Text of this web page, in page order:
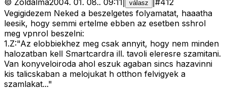
© Zoldalma2004. 01. 08.. 09:11 válasz #412
Vegigidezem Neked a beszelgetes folyamatat, haaatha
leesik, hogy semmi ertelme ebben az esetben sshrol
meg vpnrol beszelni:
1.Z:"Az elobbiekhez meg csak annyit, hogy nem minden
halozatban kell Smartcardra ill. tavoli eleresre szamitani.
Van konyveloiroda ahol eszuk agaban sincs hazavinni
kis talicskaban a melojukat h otthon felvigyek a
szamlakat..."